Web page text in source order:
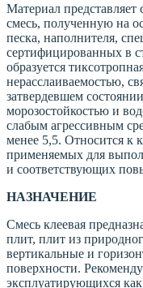
Материал
смесь, полученную на
песка, наполнителя,
сертифицированных в
образуется
нерасслаиваемостью,
затвердевшем
морозостойкостью и
слабым агрессивным
менее 5,5. Относится к
применяемых для
и соответствующих
НАЗНАЧЕНИЕ
Смесь клеевая
плит, плит из
вертикальные и
поверхности.
эксплуатирующихся